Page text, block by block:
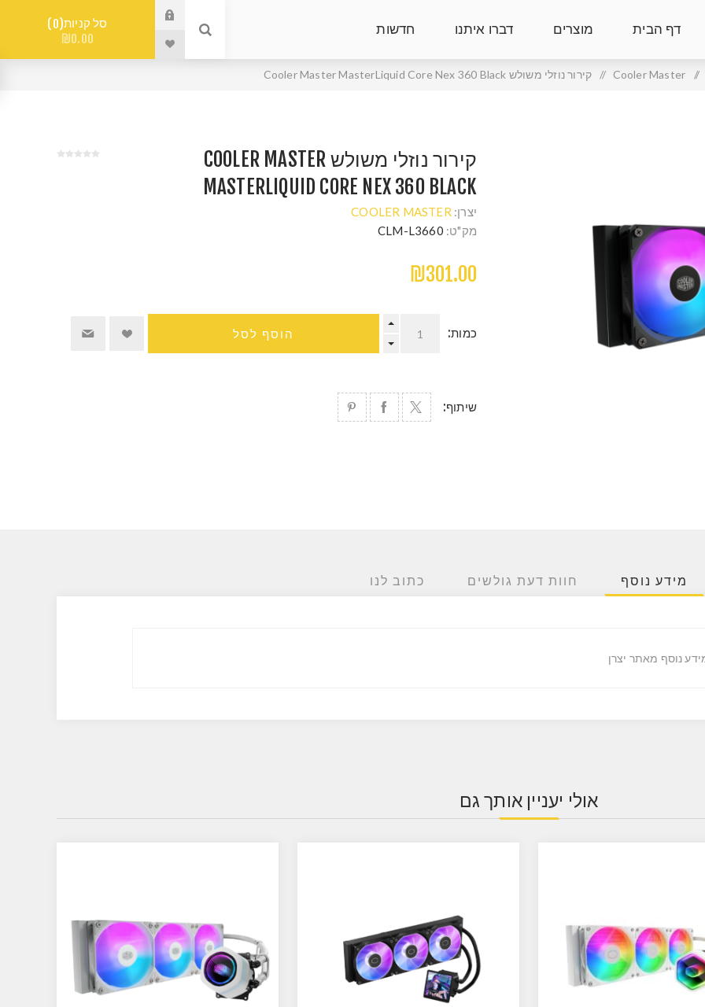
דף הבית מוצרים דברו איתנו חדשות סל קניות 0
₪0.00
/
Cooler Master
/ קירור נוזלי משולש Cooler Master MasterLiquid Core Nex 360 Black
קירור נוזלי משולש COOLER MASTER
MASTERLIQUID CORE NEX 360 BLACK
יצרן: COOLER MASTER
מק"ט: CLM-L3660
₪301.00
כמות: הוסף לסל
שיתוף:
מידע נוסף חוות דעת גולשים כתוב לנו
נוסף מאתר יצרן
אולי יעניין אותך גם